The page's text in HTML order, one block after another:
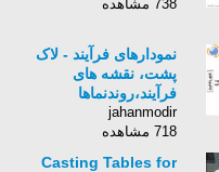
738 مشاهده
نمودارهای فرآیند - لاک
پشت، نقشه های
فرآیند،روندنماها
jahanmodir
718 مشاهده
Casting Tables for